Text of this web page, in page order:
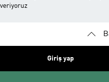
veriyoruz
Giriş yap